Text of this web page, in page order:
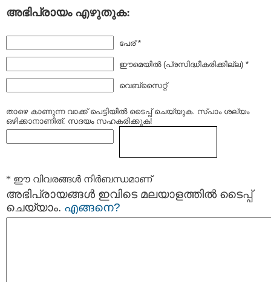
അഭിപ്രായം എഴുതുക:
പേര് *
ഈമെയില്‍ (പ്രസിദ്ധീകരിക്കില്ല) *
വെബ്സൈറ്റ്
താഴെ കാണുന്ന വാക്ക് പെട്ടിയില്‍ ടൈപ്പ്‌ ചെയ്യുക. സ്പാം ശല്യം
ഒഴിക്കാനാണിത്. സദയം സഹകരിക്കുക!
* ഈ വിവരങ്ങള്‍ നിര്‍ബന്ധമാണ്
അഭിപ്രായങ്ങള്‍ ഇവിടെ മലയാളത്തില്‍ ടൈപ്പ്
ചെയ്യാം. എങ്ങനെ?